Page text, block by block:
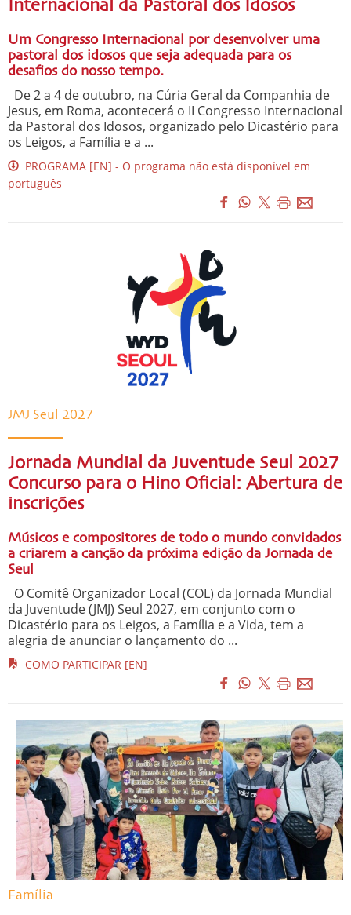
Internacional da Pastoral dos Idosos
Um Congresso Internacional por desenvolver uma
pastoral dos idosos que seja adequada para os
desafios do nosso tempo.
De 2 a 4 de outubro, na Cúria Geral da Companhia de
Jesus, em Roma, acontecerá o II Congresso Internacional
da Pastoral dos Idosos, organizado pelo Dicastério para
os Leigos, a Família e a ...
PROGRAMA [EN] - O programa não está disponível em
português
JMJ Seul 2027
Jornada Mundial da Juventude Seul 2027
Concurso para o Hino Oficial: Abertura de
inscrições
Músicos e compositores de todo o mundo convidados
a criarem a canção da próxima edição da Jornada de
Seul
O Comitê Organizador Local (COL) da Jornada Mundial
da Juventude (JMJ) Seul 2027, em conjunto com o
Dicastério para os Leigos, a Família e a Vida, tem a
alegria de anunciar o lançamento do ...
COMO PARTICIPAR [EN]
Família